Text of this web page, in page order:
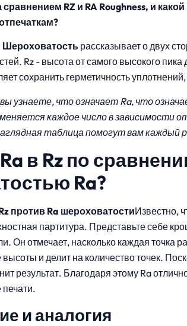
RZ и RA Roughness, и
Шероховатостьрассказывает о двух
Rz - высота от самого высокого
сохранить герметичность
узнаете, что означает Ra, что
меняется каждое число в зависимости
таблица помогут вам каждый
в Rz по
Ra?
против Ra шероховатостиИзвестно,
партитура. Представьте себе
Он отмечает, насколько каждая точка
и делит на количество точек.
результат. Благодаря этому Ra
печати.
и аналогия